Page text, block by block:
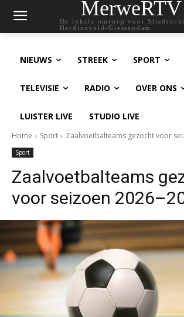
MerweRTV
De lokale omroep voor
Hardinxveld-Giessendam
NIEUWS STREEK SPORT
TELEVISIE RADIO OVER ONS
LUISTER LIVE STUDIO LIVE
Home Sport Zaalvoetbalteams gezocht voor
Sport
Zaalvoetbalteams
voor seizoen